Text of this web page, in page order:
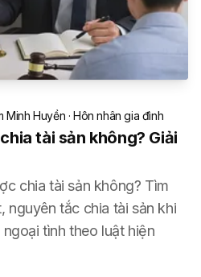
Minh Huyền ·Hôn nhân gia đình
tài sản không? Giải
chia tài sản không? Tìm
nguyên tắc chia tài sản khi
tình theo luật hiện